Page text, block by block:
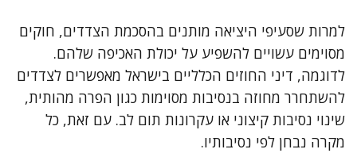
למרות שסעיפי היציאה מותנים בהסכמת הצדדים, חוקים
מסוימים עשויים להשפיע על יכולת האכיפה שלהם.
לדוגמה, דיני החוזים הכלליים בישראל מאפשרים לצדדים
להשתחרר מחוזה בנסיבות מסוימות כגון הפרה מהותית,
שינוי נסיבות קיצוני או עקרונות תום לב. עם זאת, כל
מקרה נבחן לפי נסיבותיו.